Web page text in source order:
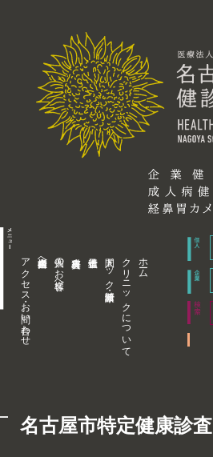
アクセス・お問い合わせ 企業内担当者様へ 個人のお客様へ 人間ドック・健康診断 クリニックについて ホーム
名古屋市特定健康診査